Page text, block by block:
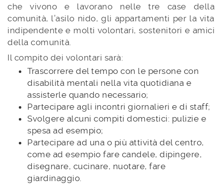
che vivono e lavorano nelle tre case della
comunità, l’asilo nido, gli appartamenti per la vita
indipendente e molti volontari, sostenitori e amici
della comunità.
Il compito dei volontari sarà:
Trascorrere del tempo con le persone con
disabilità mentali nella vita quotidiana e
assisterle quando necessario;
Partecipare agli incontri giornalieri e di staff;
Svolgere alcuni compiti domestici: pulizie e
spesa ad esempio;
Partecipare ad una o più attività del centro,
come ad esempio fare candele, dipingere,
disegnare, cucinare, nuotare, fare
giardinaggio.